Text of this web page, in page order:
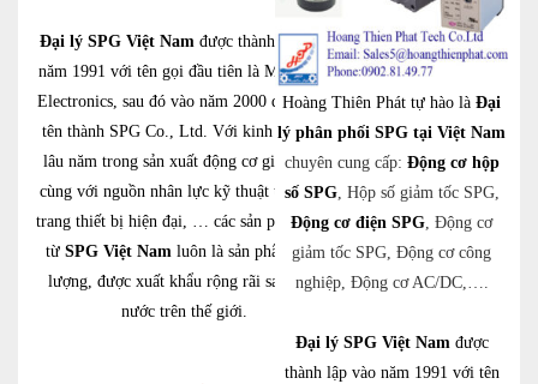
Đại lý SPG Việt Nam được thành lập vào
năm 1991 với tên gọi đầu tiên là Myungjin
Electronics, sau đó vào năm 2000 được đổi
tên thành SPG Co., Ltd. Với kinh nghiệm
lâu năm trong sản xuất động cơ giảm tốc,
cùng với nguồn nhân lực kỹ thuật tốt nhất,
trang thiết bị hiện đại, … các sản phẩm đến
từ SPG Việt Namluôn là sản phẩm chất
lượng, được xuất khẩu rộng rãi sang các
nước trên thế giới.
Hoàng Thiên Phát tự hào là Đại
lý phân phối SPG tại Việt Nam
chuyên cung cấp: Động cơ hộp
số SPG, Hộp số giảm tốc SPG,
Động cơ điện SPG, Động cơ
giảm tốc SPG, Động cơ công
nghiệp, Động cơ AC/DC,….
Đại lý SPG Việt Namđược
thành lập vào năm 1991 với tên